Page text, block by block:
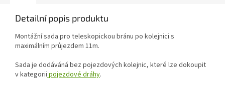
Detailní popis produktu
Montážní sada pro teleskopickou bránu po kolejnici s
maximálním průjezdem 11m.
Sada je dodáváná bez pojezdových kolejnic, které lze dokoupit
v kategorii pojezdové dráhy.